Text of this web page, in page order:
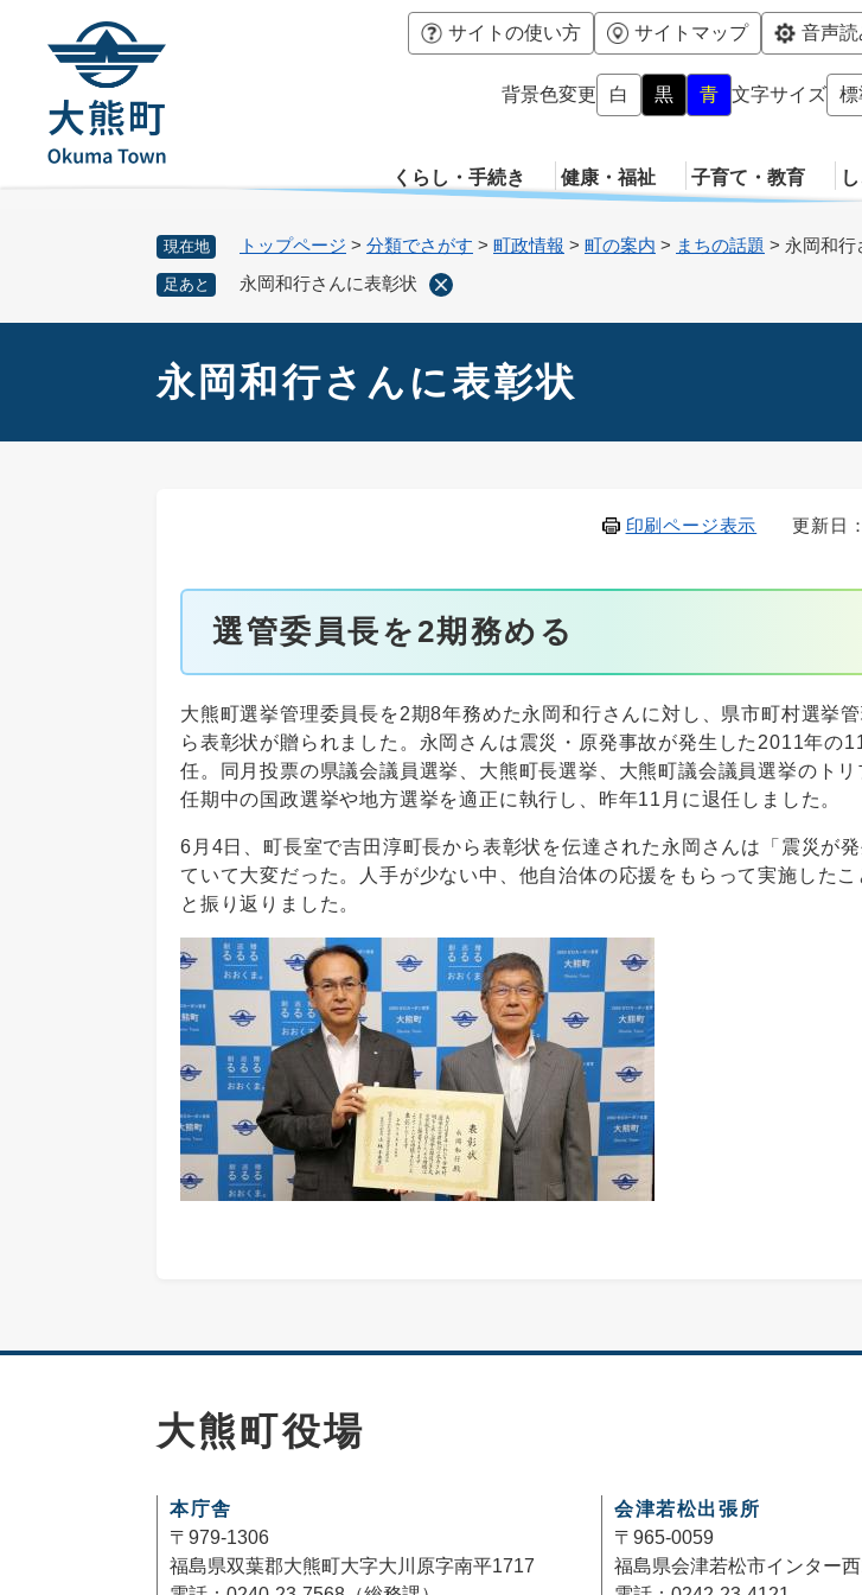
メニューを飛ばして
サイトの使い方 サイトマップ 音声
背景色変更 白 黒 青 文字サイズ 標
くらし・手続き 健康・福祉 子育て・教育
現在地 トップページ > 分類でさがす > 町政情報 > 町の案内 > まちの話題 > 永岡和行
足あと 永岡和行さんに表彰状
永岡和行さんに表彰状
更新日
印刷ページ表示
選管委員長を2期務める
大熊町選挙管理委員長を2期8年務めた永岡和行さんに対し、県市町村選挙
ら表彰状が贈られました。永岡さんは震災・原発事故が発生した2011年の
任。同月投票の県議会議員選挙、大熊町長選挙、大熊町議会議員選挙のトリ
任期中の国政選挙や地方選挙を適正に執行し、昨年11月に退任しました。
6月4日、町長室で吉田淳町長から表彰状を伝達された永岡さんは「震災が
ていて大変だった。人手が少ない中、他自治体の応援をもらって実施した
と振り返りました。
大熊町役場
本庁舎
〒979-1306
福島県双葉郡大熊町大字大川原字南平1717
会津若松出張所
〒965-0059
福島県会津若松市インター